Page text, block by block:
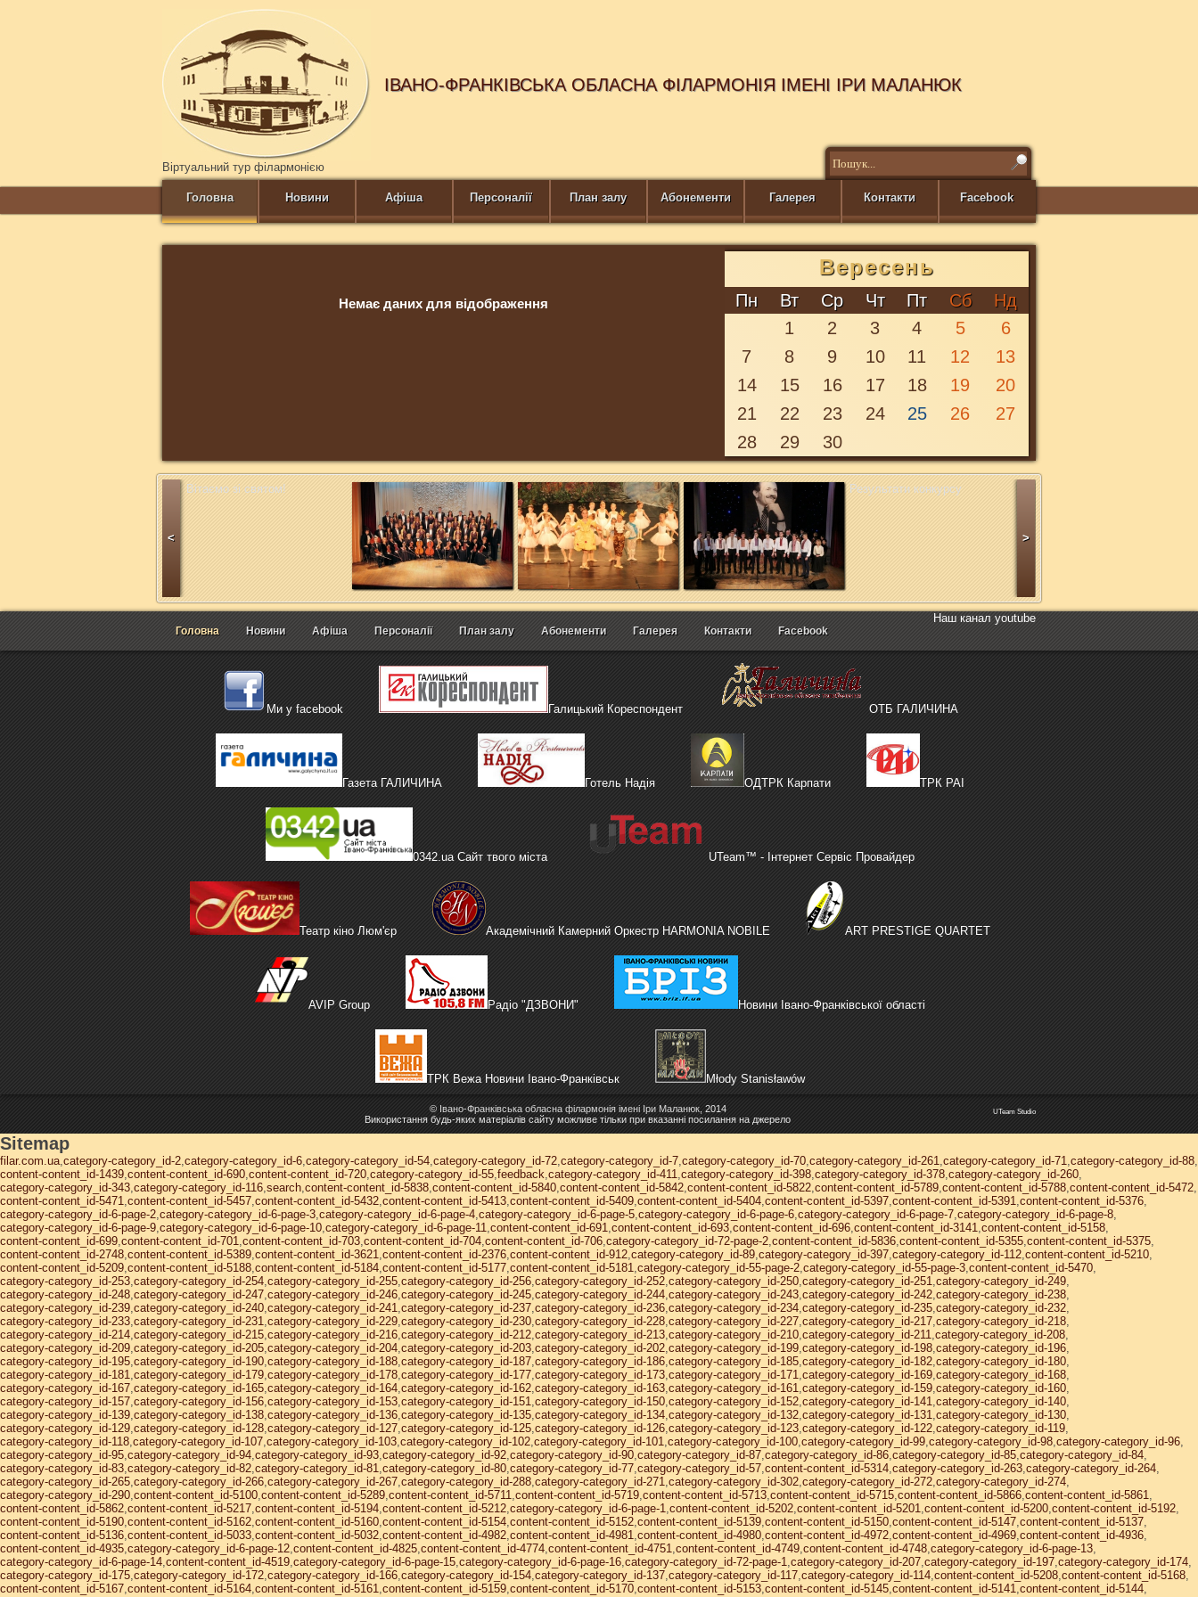
ІВАНО-ФРАНКІВСЬКА ОБЛАСНА ФІЛАРМОНІЯ ІМЕНІ ІРИ МАЛАНЮК
Віртуальний тур філармонією
Головна Новини Афіша Персоналії План залу Абонементи Галерея Контакти Facebook
Немає даних для відображення
Вересень
Пн Вт Ср Чт Пт Сб
Нд
1
2 3 4 5
6
7
8 9 10 11 12
13
14
15 16 17 18 19
20
21
22 23 24 25 26
27
28
29 30
<
Вітаємо зі святом! Результати конкурсу
>
Головна Новини Афіша Персоналії План залу Абонементи Галерея Контакти Facebook
Наш канал youtube
Ми у facebook Галицький Кореспондент ОТБ ГАЛИЧИНА
Газета ГАЛИЧИНА Готель Надія ОДТРК Карпати ТРК РАІ
0342.ua Сайт твого міста UTeam™ - Інтернет Сервіс Провайдер
Театр кіно Люм'єр Академічний Камерний Оркестр HARMONIA NOBILE ART PRESTIGE QUARTET
AVIP Group Радіо "ДЗВОНИ" Новини Івано-Франківської області
ТРК Вежа Новини Івано-Франківськ Młody Stanisławów
UTeam Studio
© Івано-Франківська обласна філармонія імені Іри Маланюк, 2014
Використання будь-яких матеріалів сайту можливе тільки при вказанні посилання на джерело
Sitemap
filar.com.ua,category-category_id-2,category-category_id-6,category-category_id-54,category-category_id-72,category-category_id-7,category-category_id-70,category-category_id-261,category-category_id-71,category-category_id-88,
content-content_id-1439,content-content_id-690,content-content_id-720,category-category_id-55,feedback,category-category_id-411,category-category_id-398,category-category_id-378,category-category_id-260,
category-category_id-343,category-category_id-116,search,content-content_id-5838,content-content_id-5840,content-content_id-5842,content-content_id-5822,content-content_id-5789,content-content_id-5788,content-content_id-5472,
content-content_id-5471,content-content_id-5457,content-content_id-5432,content-content_id-5413,content-content_id-5409,content-content_id-5404,content-content_id-5397,content-content_id-5391,content-content_id-5376,
category-category_id-6-page-2,category-category_id-6-page-3,category-category_id-6-page-4,category-category_id-6-page-5,category-category_id-6-page-6,category-category_id-6-page-7,category-category_id-6-page-8,
category-category_id-6-page-9,category-category_id-6-page-10,category-category_id-6-page-11,content-content_id-691,content-content_id-693,content-content_id-696,content-content_id-3141,content-content_id-5158,
content-content_id-699,content-content_id-701,content-content_id-703,content-content_id-704,content-content_id-706,category-category_id-72-page-2,content-content_id-5836,content-content_id-5355,content-content_id-5375,
content-content_id-2748,content-content_id-5389,content-content_id-3621,content-content_id-2376,content-content_id-912,category-category_id-89,category-category_id-397,category-category_id-112,content-content_id-5210,
content-content_id-5209,content-content_id-5188,content-content_id-5184,content-content_id-5177,content-content_id-5181,category-category_id-55-page-2,category-category_id-55-page-3,content-content_id-5470,
category-category_id-253,category-category_id-254,category-category_id-255,category-category_id-256,category-category_id-252,category-category_id-250,category-category_id-251,category-category_id-249,
category-category_id-248,category-category_id-247,category-category_id-246,category-category_id-245,category-category_id-244,category-category_id-243,category-category_id-242,category-category_id-238,
category-category_id-239,category-category_id-240,category-category_id-241,category-category_id-237,category-category_id-236,category-category_id-234,category-category_id-235,category-category_id-232,
category-category_id-233,category-category_id-231,category-category_id-229,category-category_id-230,category-category_id-228,category-category_id-227,category-category_id-217,category-category_id-218,
category-category_id-214,category-category_id-215,category-category_id-216,category-category_id-212,category-category_id-213,category-category_id-210,category-category_id-211,category-category_id-208,
category-category_id-209,category-category_id-205,category-category_id-204,category-category_id-203,category-category_id-202,category-category_id-199,category-category_id-198,category-category_id-196,
category-category_id-195,category-category_id-190,category-category_id-188,category-category_id-187,category-category_id-186,category-category_id-185,category-category_id-182,category-category_id-180,
category-category_id-181,category-category_id-179,category-category_id-178,category-category_id-177,category-category_id-173,category-category_id-171,category-category_id-169,category-category_id-168,
category-category_id-167,category-category_id-165,category-category_id-164,category-category_id-162,category-category_id-163,category-category_id-161,category-category_id-159,category-category_id-160,
category-category_id-157,category-category_id-156,category-category_id-153,category-category_id-151,category-category_id-150,category-category_id-152,category-category_id-141,category-category_id-140,
category-category_id-139,category-category_id-138,category-category_id-136,category-category_id-135,category-category_id-134,category-category_id-132,category-category_id-131,category-category_id-130,
category-category_id-129,category-category_id-128,category-category_id-127,category-category_id-125,category-category_id-126,category-category_id-123,category-category_id-122,category-category_id-119,
category-category_id-118,category-category_id-107,category-category_id-103,category-category_id-102,category-category_id-101,category-category_id-100,category-category_id-99,category-category_id-98,category-category_id-96,
category-category_id-95,category-category_id-94,category-category_id-93,category-category_id-92,category-category_id-90,category-category_id-87,category-category_id-86,category-category_id-85,category-category_id-84,
category-category_id-83,category-category_id-82,category-category_id-81,category-category_id-80,category-category_id-77,category-category_id-57,content-content_id-5314,category-category_id-263,category-category_id-264,
category-category_id-265,category-category_id-266,category-category_id-267,category-category_id-288,category-category_id-271,category-category_id-302,category-category_id-272,category-category_id-274,
category-category_id-290,content-content_id-5100,content-content_id-5289,content-content_id-5711,content-content_id-5719,content-content_id-5713,content-content_id-5715,content-content_id-5866,content-content_id-5861,
content-content_id-5862,content-content_id-5217,content-content_id-5194,content-content_id-5212,category-category_id-6-page-1,content-content_id-5202,content-content_id-5201,content-content_id-5200,content-content_id-5192,
content-content_id-5190,content-content_id-5162,content-content_id-5160,content-content_id-5154,content-content_id-5152,content-content_id-5139,content-content_id-5150,content-content_id-5147,content-content_id-5137,
content-content_id-5136,content-content_id-5033,content-content_id-5032,content-content_id-4982,content-content_id-4981,content-content_id-4980,content-content_id-4972,content-content_id-4969,content-content_id-4936,
content-content_id-4935,category-category_id-6-page-12,content-content_id-4825,content-content_id-4774,content-content_id-4751,content-content_id-4749,content-content_id-4748,category-category_id-6-page-13,
category-category_id-6-page-14,content-content_id-4519,category-category_id-6-page-15,category-category_id-6-page-16,category-category_id-72-page-1,category-category_id-207,category-category_id-197,category-category_id-174,
category-category_id-175,category-category_id-172,category-category_id-166,category-category_id-154,category-category_id-137,category-category_id-117,category-category_id-114,content-content_id-5208,content-content_id-5168,
content-content_id-5167,content-content_id-5164,content-content_id-5161,content-content_id-5159,content-content_id-5170,content-content_id-5153,content-content_id-5145,content-content_id-5141,content-content_id-5144,